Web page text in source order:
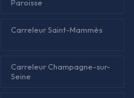
Paroisse
Carreleur Saint-Mammès
Carreleur Champagne-sur-
Seine